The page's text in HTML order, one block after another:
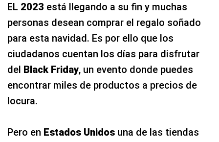
EL 2023 está llegando a su fin y muchas
personas desean comprar el regalo soñado
para esta navidad. Es por ello que los
ciudadanos cuentan los días para disfrutar
del Black Friday, un evento donde puedes
encontrar miles de productos a precios de
locura.
Pero en Estados Unidos una de las tiendas